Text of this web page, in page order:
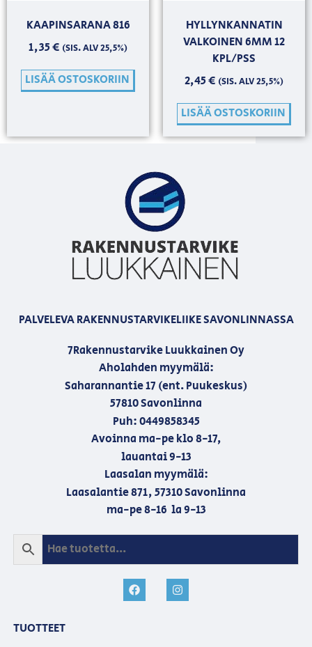
KAAPINSARANA 816
1,35€ (SIS. ALV 25,5%)
LISÄÄ OSTOSKORIIN
HYLLYNKANNATIN
VALKOINEN 6MM 12
KPL/PSS
2,45€ (SIS. ALV 25,5%)
LISÄÄ OSTOSKORIIN
PALVELEVA RAKENNUSTARVIKELIIKE SAVONLINNASSA
7Rakennustarvike Luukkainen Oy
Aholahden myymälä:
Saharannantie 17 (ent. Puukeskus)
57810 Savonlinna
Puh: 0449858345
Avoinna ma-pe klo 8-17,
lauantai 9-13
Laasalan myymälä:
Laasalantie 871, 57310 Savonlinna
ma-pe 8-16 la 9-13
TUOTTEET